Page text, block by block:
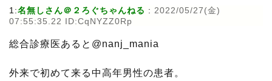
1:名無しさん＠２ろぐちゃんねる : 2022/05/27(金)
07:55:35.22 ID:CqNYZZ0Rp
総合診療医あると@nanj_mania
外来で初めて来る中高年男性の患者。